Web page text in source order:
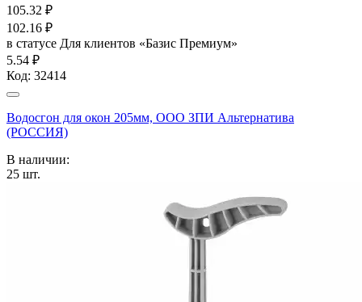
105.32 ₽
102.16 ₽
в статусе Для клиентов «Базис Премиум»
5.54 ₽
Код: 32414
Водосгон для окон 205мм, ООО ЗПИ Альтернатива
(РОССИЯ)
В наличии:
25 шт.